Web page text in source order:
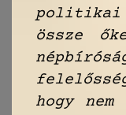
politikai
össze
hogy